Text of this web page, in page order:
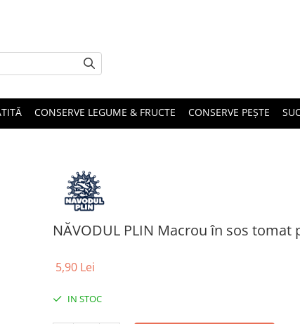
CONSERVE LEGUME & FRUCTE CONSERVE PEȘTE
NĂVODUL PLIN Macrou în sos tomat
5,90 Lei
IN STOC